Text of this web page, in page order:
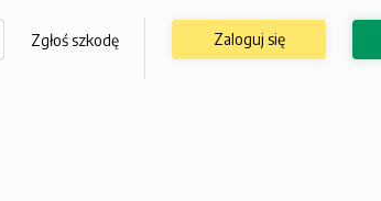
Zgłoś szkodę Zaloguj się